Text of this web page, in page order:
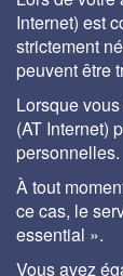
Internet) est
strictement
peuvent être
Lorsque
(AT Internet)
personnelles.
À tout
ce cas, le
essential ».
Vous avez